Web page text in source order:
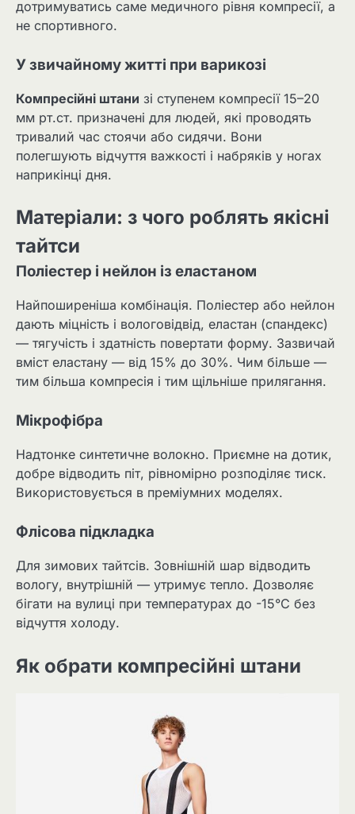
дотримуватись саме медичного рівня компресії, а
не спортивного.
У звичайному житті при варикозі
Компресійні штани зі ступенем компресії 15–20
мм рт.ст. призначені для людей, які проводять
тривалий час стоячи або сидячи. Вони
полегшують відчуття важкості і набряків у ногах
наприкінці дня.
Матеріали: з чого роблять якісні
тайтси
Поліестер і нейлон із еластаном
Найпоширеніша комбінація. Поліестер або нейлон
дають міцність і вологовідвід, еластан (спандекс)
— тягучість і здатність повертати форму. Зазвичай
вміст еластану — від 15% до 30%. Чим більше —
тим більша компресія і тим щільніше прилягання.
Мікрофібра
Надтонке синтетичне волокно. Приємне на дотик,
добре відводить піт, рівномірно розподіляє тиск.
Використовується в преміумних моделях.
Флісова підкладка
Для зимових тайтсів. Зовнішній шар відводить
вологу, внутрішній — утримує тепло. Дозволяє
бігати на вулиці при температурах до -15°C без
відчуття холоду.
Як обрати компресійні штани